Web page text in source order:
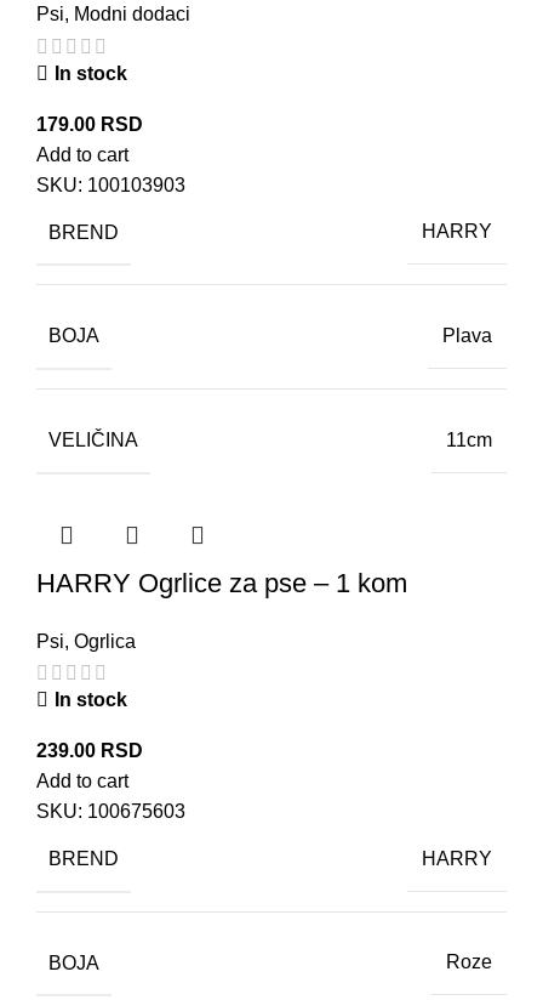
Psi, Modni dodaci
In stock
179.00 RSD
Add to cart
SKU: 100103903
BREND HARRY
BOJA Plava
VELIČINA 11cm
HARRY Ogrlice za pse – 1 kom
Psi, Ogrlica
In stock
239.00 RSD
Add to cart
SKU: 100675603
BREND HARRY
BOJA Roze